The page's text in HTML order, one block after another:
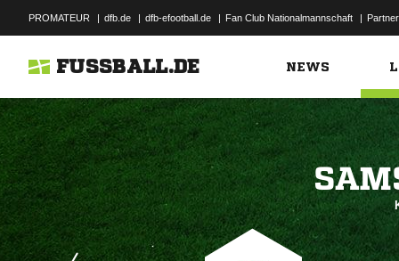
PROMATEUR | dfb.de | dfb-efootball.de | Fan Club Nationalmannschaft | Partner
FUSSBALL.DE NEWS